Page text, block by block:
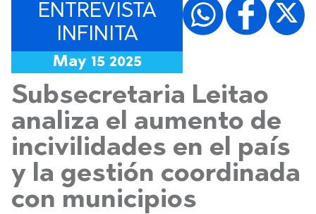
ENTREVISTA
INFINITA
May 15 2025
Subsecretaria Leitao
analiza el aumento de
incivilidades en el país
y la gestión coordinada
con municipios